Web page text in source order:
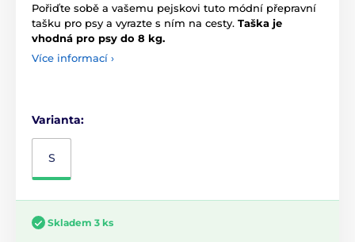
Pořiďte sobě a vašemu pejskovi tuto módní přepravní
tašku pro psy a vyrazte s ním na cesty. Taška je
vhodná pro psy do 8 kg.
Více informací ›
Varianta:
S
Skladem 3 ks